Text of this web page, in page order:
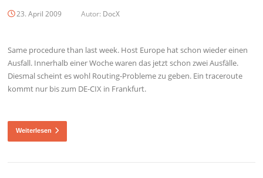
23. April 2009 Autor: DocX
Same procedure than last week. Host Europe hat schon wieder einen
Ausfall. Innerhalb einer Woche waren das jetzt schon zwei Ausfälle.
Diesmal scheint es wohl Routing-Probleme zu geben. Ein traceroute
kommt nur bis zum DE-CIX in Frankfurt.
Weiterlesen